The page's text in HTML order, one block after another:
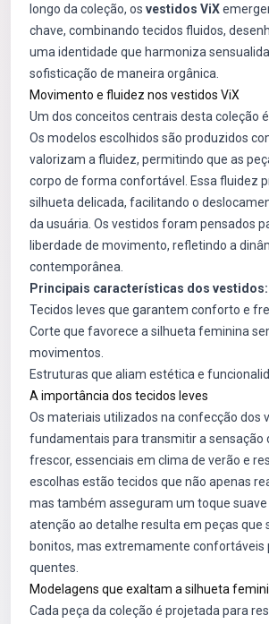
longo da coleção, os vestidos ViX
chave, combinando tecidos fluidos,
uma identidade que harmoniza
sofisticação de maneira orgânica.
Movimento e fluidez nos vestidos ViX
Um dos conceitos centrais desta coleção
Os modelos escolhidos são produzidos
valorizam a fluidez, permitindo que as
corpo de forma confortável. Essa fluidez
silhueta delicada, facilitando o
da usuária. Os vestidos foram pensados
liberdade de movimento, refletindo a
contemporânea.
Principais características dos vestidos:
Tecidos leves que garantem conforto e
Corte que favorece a silhueta feminina
movimentos.
Estruturas que aliam estética e
A importância dos tecidos leves
Os materiais utilizados na confecção dos
fundamentais para transmitir a sensação
frescor, essenciais em clima de verão e
escolhas estão tecidos que não apenas
mas também asseguram um toque suave
atenção ao detalhe resulta em peças que
bonitos, mas extremamente confortáveis
quentes.
Modelagens que exaltam a silhueta
Cada peça da coleção é projetada para